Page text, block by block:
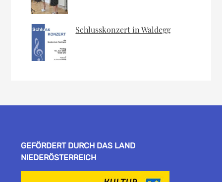
Schlusskonzert in Waldegg
GEFÖRDERT DURCH DAS LAND
NIEDERÖSTERREICH